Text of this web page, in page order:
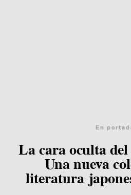
En
La cara oculta del
Una nueva
literatura